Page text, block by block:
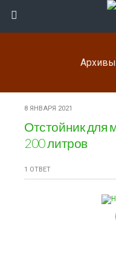
Архивы
8 ЯНВАРЯ 2021
Отстойник для
200 литров
1 ОТВЕТ